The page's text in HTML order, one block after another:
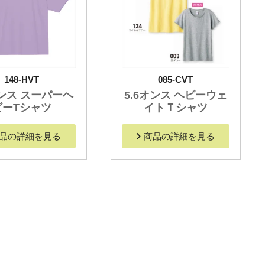
148-HVT
ス スーパーヘ
ーTシャツ
の詳細を見る
085-CVT
5.6オンス ヘビーウェ
イトＴシャツ
商品の詳細を見る